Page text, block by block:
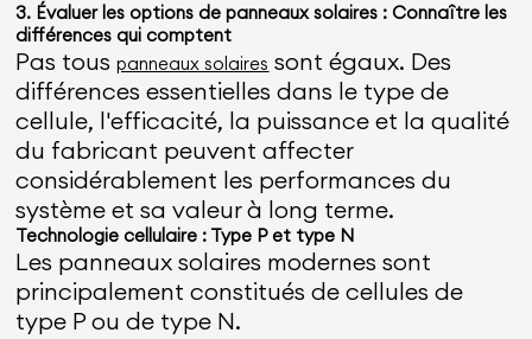
3. Évaluer les options de panneaux solaires : Connaître les
différences qui comptent
Pas touspanneaux solaires sont égaux. Des
différences essentielles dans le type de
cellule, l'efficacité, la puissance et la qualité
du fabricant peuvent affecter
considérablement les performances du
système et sa valeur à long terme.
Technologie cellulaire : Type P et type N
Les panneaux solaires modernes sont
principalement constitués de cellules de
type P ou de type N.